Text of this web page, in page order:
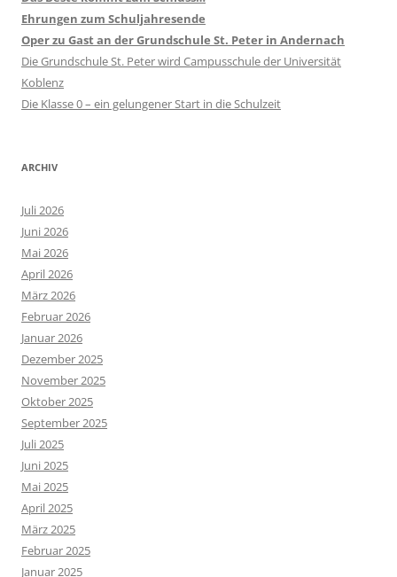
Ehrungen zum Schuljahresende
Oper zu Gast an der Grundschule St. Peter in Andernach
Die Grundschule St. Peter wird Campusschule der Universität
Koblenz
Die Klasse 0 – ein gelungener Start in die Schulzeit
ARCHIV
Juli 2026
Juni 2026
Mai 2026
April 2026
März 2026
Februar 2026
Januar 2026
Dezember 2025
November 2025
Oktober 2025
September 2025
Juli 2025
Juni 2025
Mai 2025
April 2025
März 2025
Februar 2025
Januar 2025